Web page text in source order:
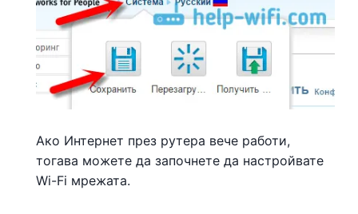
Ако Интернет през рутера вече работи,
тогава можете да започнете да настройвате
Wi-Fi мрежата.